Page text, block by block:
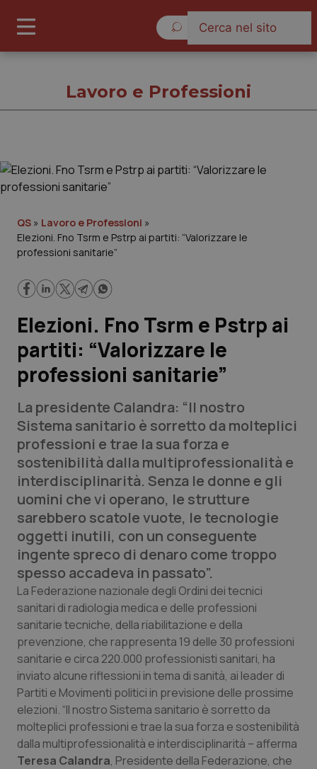
Governo e Parlamento
Regioni e Asl
Lavoro e Professioni
Scienza e Farmaci
Studi e Analisi
Lettere al direttore
Edizioni Regionali
QS Pro
Professionisti Sanitari.AI
Abruzzo
Basilicata
Calabria
Campania
Emilia-Romagna
Friuli Venezia Giulia
QS Pro Gold
Artrite & artrosi
Asma & BPCO
Car-T
Colesterolo & coronaropatie
Dermatite Atopica
QS Club Newsletter
Lavoro e Professioni
QS » Lavoro e Professioni »
Elezioni. Fno Tsrm e Pstrp ai partiti: “Valorizzare le
professioni sanitarie”
Elezioni. Fno Tsrm e Pstrp ai
partiti: “Valorizzare le
professioni sanitarie”
La presidente Calandra: “Il nostro
Sistema sanitario è sorretto da molteplici
professioni e trae la sua forza e
sostenibilità dalla multiprofessionalità e
interdisciplinarità. Senza le donne e gli
uomini che vi operano, le strutture
sarebbero scatole vuote, le tecnologie
oggetti inutili, con un conseguente
ingente spreco di denaro come troppo
spesso accadeva in passato”.
La Federazione nazionale degli Ordini dei tecnici
sanitari di radiologia medica e delle professioni
sanitarie tecniche, della riabilitazione e della
prevenzione, che rappresenta 19 delle 30 professioni
sanitarie e circa 220.000 professionisti sanitari, ha
inviato alcune riflessioni in tema di sanità, ai leader di
Partiti e Movimenti politici in previsione delle prossime
elezioni. “Il nostro Sistema sanitario è sorretto da
molteplici professioni e trae la sua forza e sostenibilità
dalla multiprofessionalità e interdisciplinarità – afferma
Teresa Calandra, Presidente della Federazione, che